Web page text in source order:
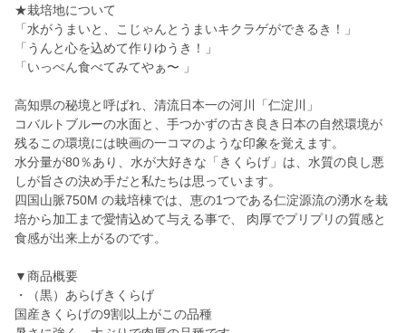
★栽培地について
「水がうまいと、こじゃんとうまいキクラゲができるき！」
「うんと心を込めて作りゆうき！」
「いっぺん食べてみてやぁ〜 」
高知県の秘境と呼ばれ、清流日本一の河川「仁淀川」
コバルトブルーの水面と、手つかずの古き良き日本の自然環境が
残るこの環境には映画の一コマのような印象を覚えます。
水分量が80％あり、水が大好きな「きくらげ」は、水質の良し悪
しが旨さの決め手だと私たちは思っています。
四国山脈750M の栽培棟では、恵の1つである仁淀源流の湧水を栽
培から加工まで愛情込めて与える事で、 肉厚でプリプリの質感と
食感が出来上がるのです。
▼商品概要
・（黒）あらげきくらげ
国産きくらげの9割以上がこの品種